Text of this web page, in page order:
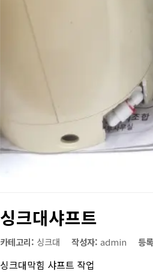
싱크대샤프트
카테고리: 싱크대 작성자: admin 등
싱크대막힘 샤프트 작업